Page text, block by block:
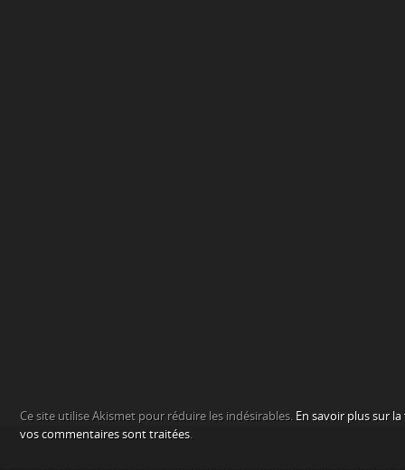
Ce site utilise Akismet pour réduire les indésirables. En savoir plus sur
vos commentaires sont traitées.